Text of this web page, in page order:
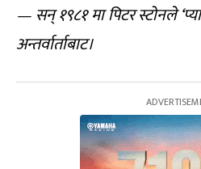
— सन् १९८१ मा पिटर स्टोनले
अन्तर्वार्ताबाट।